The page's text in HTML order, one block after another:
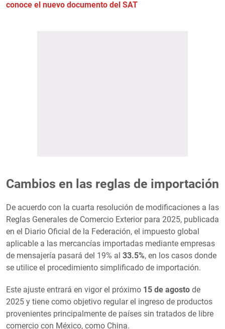
conoce el nuevo documento del SAT
Cambios en las reglas de importación
De acuerdo con la cuarta resolución de modificaciones a las
Reglas Generales de Comercio Exterior para 2025, publicada
en el Diario Oficial de la Federación, el impuesto global
aplicable a las mercancías importadas mediante empresas
de mensajería pasará del 19% al 33.5%, en los casos donde
se utilice el procedimiento simplificado de importación.
Este ajuste entrará en vigor el próximo 15 de agosto de
2025 y tiene como objetivo regular el ingreso de productos
provenientes principalmente de países sin tratados de libre
comercio con México, como China.